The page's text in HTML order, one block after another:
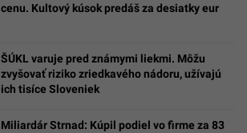
cenu. Kultový kúsok predáš za desiatky eur
ŠÚKL varuje pred známymi liekmi. Môžu
zvyšovať riziko zriedkavého nádoru, užívajú
ich tisíce Sloveniek
Miliardár Strnad: Kúpil podiel vo firme za 83